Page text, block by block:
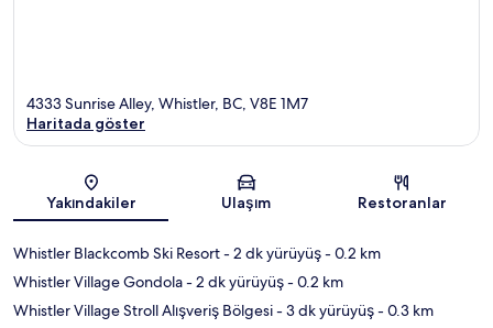
Harita
4333 Sunrise Alley, Whistler, BC, V8E 1M7
Haritada göster
Yakındakiler Ulaşım Restoranlar
Whistler Blackcomb Ski Resort- 2 dk yürüyüş- 0.2 km
Whistler Village Gondola- 2 dk yürüyüş- 0.2 km
Whistler Village Stroll Alışveriş Bölgesi- 3 dk yürüyüş- 0.3 km